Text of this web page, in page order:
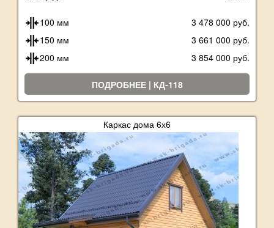
100 мм
3 478 000 руб.
150 мм
3 661 000 руб.
200 мм
3 854 000 руб.
ПОДРОБНЕЕ | КД-118
Каркас дома 6х6